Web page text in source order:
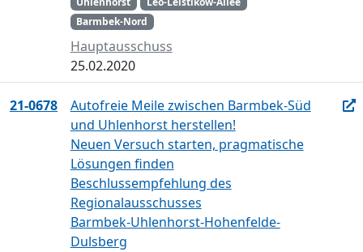
Barmbek-Nord
Hauptausschuss
25.02.2020
21-0678
Autofreie Meile zwischen Barmbek-Süd
und Uhlenhorst herstellen!
Neuen Versuch starten, pragmatische
Lösungen finden
Beschlussempfehlung des
Regionalausschusses
Barmbek-Uhlenhorst-Hohenfelde-
Dulsberg